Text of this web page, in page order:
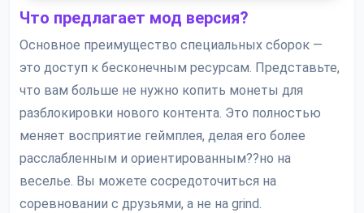
Что предлагает мод версия?
Основное преимущество специальных сборок —
это доступ к бесконечным ресурсам. Представьте,
что вам больше не нужно копить монеты для
разблокировки нового контента. Это полностью
меняет восприятие геймплея, делая его более
расслабленным и ориентированным??но на
веселье. Вы можете сосредоточиться на
соревновании с друзьями, а не на grind.